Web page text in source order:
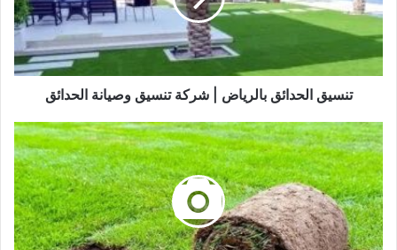
تنسيق الحدائق بالرياض | شركة تنسيق وصيانة الحدائق